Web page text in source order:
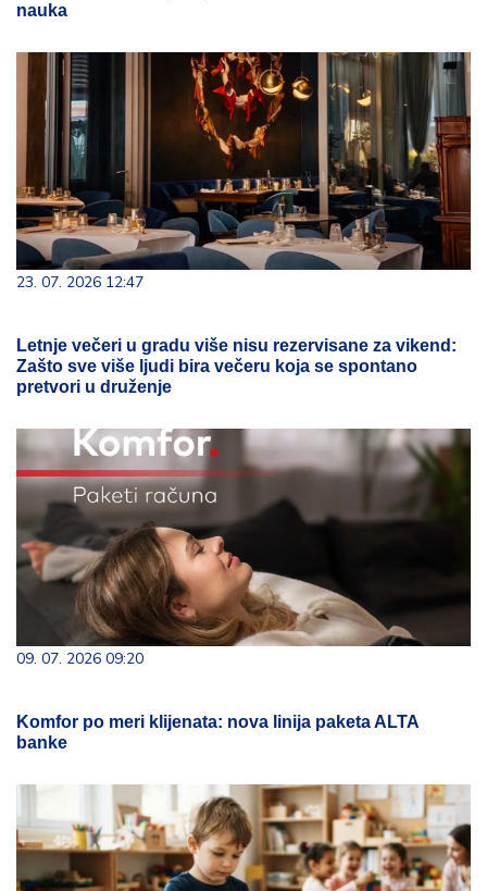
nauka
23. 07. 2026 12:47
Letnje večeri u gradu više nisu rezervisane za vikend:
Zašto sve više ljudi bira večeru koja se spontano
pretvori u druženje
09. 07. 2026 09:20
Komfor po meri klijenata: nova linija paketa ALTA
banke